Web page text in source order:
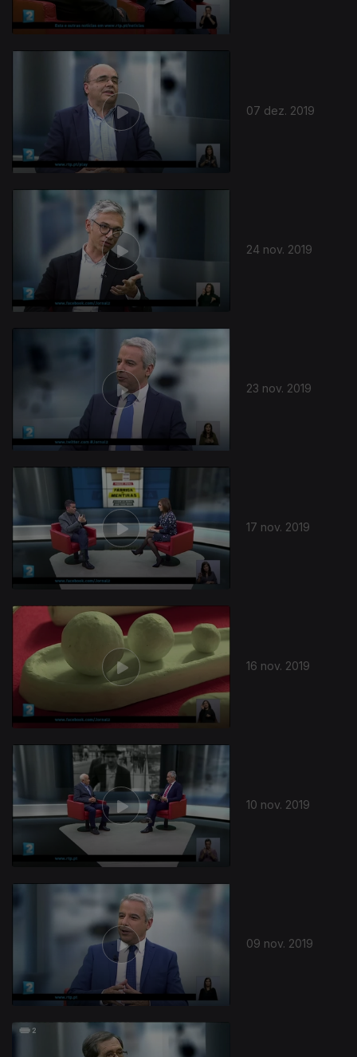
07 dez. 2019
24 nov. 2019
23 nov. 2019
17 nov. 2019
16 nov. 2019
10 nov. 2019
09 nov. 2019